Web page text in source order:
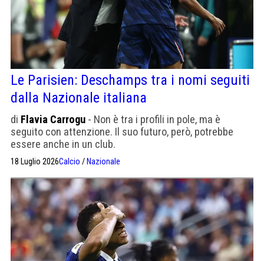
Le Parisien: Deschamps tra i nomi seguiti
dalla Nazionale italiana
di Flavia Carrogu - Non è tra i profili in pole, ma è
seguito con attenzione. Il suo futuro, però, potrebbe
essere anche in un club.
18 Luglio 2026Calcio / Nazionale